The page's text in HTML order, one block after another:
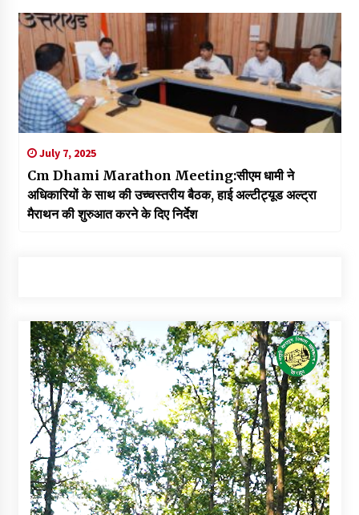
July 7, 2025
Cm Dhami Marathon Meeting:सीएम धामी ने
अधिकारियों के साथ की उच्चस्तरीय बैठक, हाई अल्टीट्यूड अल्ट्रा
मैराथन की शुरुआत करने के दिए निर्देश